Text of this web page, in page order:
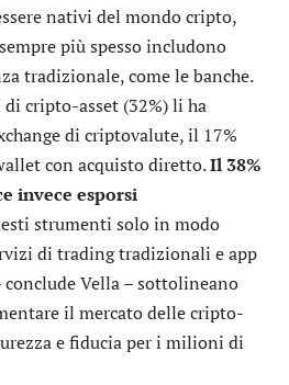
nativi del mondo cripto,
più spesso includono
tradizionale, come le banche.
cripto-asset (32%) li ha
di criptovalute, il 17%
con acquisto diretto.Il 38%
invece esporsi
strumenti solo in modo
di trading tradizionali e app
conclude Vella – sottolineano
il mercato delle cripto-
e fiducia per i milioni di